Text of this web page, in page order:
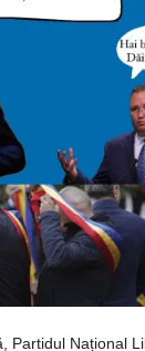
Partidul Național